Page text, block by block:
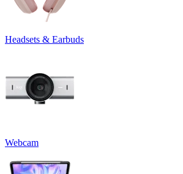
Headsets & Earbuds
Webcam